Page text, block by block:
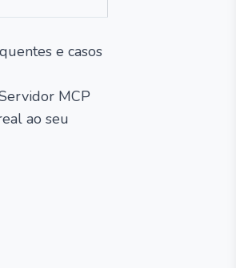
e casos
MCP
ao seu